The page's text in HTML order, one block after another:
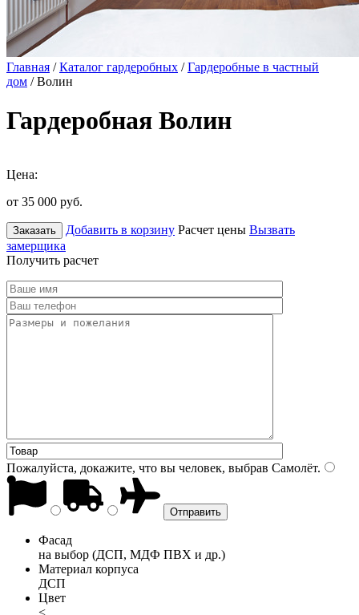
Главная /Каталог гардеробных /Гардеробные в частный
дом / Волин
Гардеробная Волин
Цена:
от 35 000 руб.
Заказать Добавить в корзину Расчет цены Вызвать
замерщика
Получить расчет
Пожалуйста, докажите, что вы человек, выбрав Самолёт.
Фасад
на выбор (ДСП, МДФ ПВХ и др.)
Материал корпуса
ДСП
Цвет
<